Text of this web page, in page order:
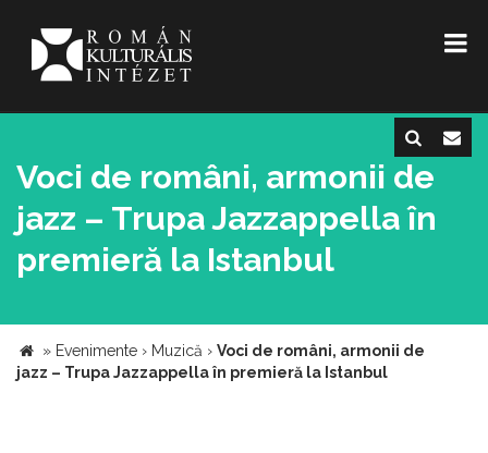
Voci de români, armonii de
jazz – Trupa Jazzappella în
premieră la Istanbul
» Evenimente › Muzică › Voci de români, armonii de
jazz – Trupa Jazzappella în premieră la Istanbul